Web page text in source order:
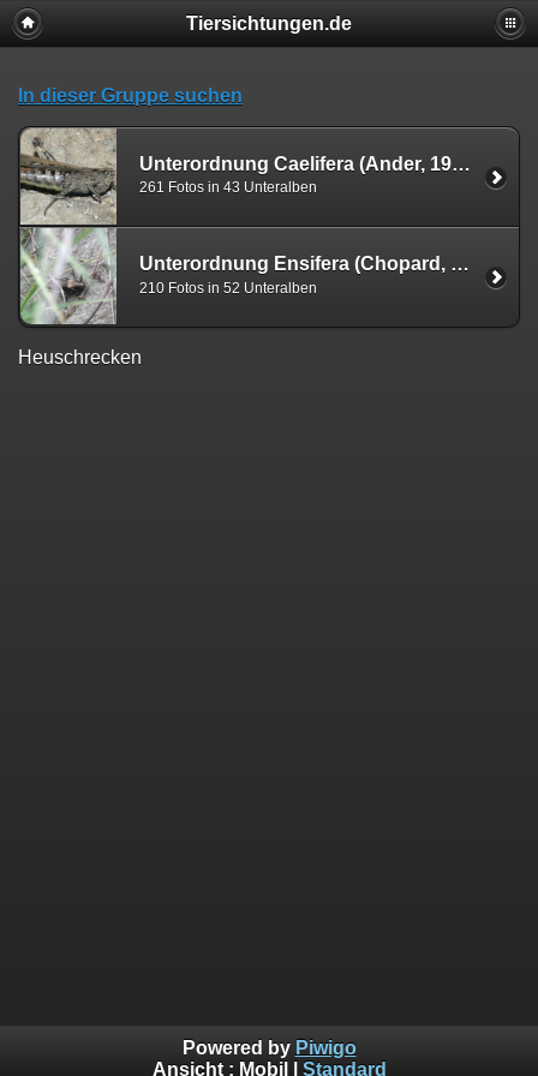
Tiersichtungen.de
In dieser Gruppe suchen
Unterordnung Caelifera (Ander, 1936)
261 Fotos in 43 Unteralben
Unterordnung Ensifera (Chopard, 1920)
210 Fotos in 52 Unteralben
Heuschrecken
Powered by Piwigo
Ansicht : Mobil Standard